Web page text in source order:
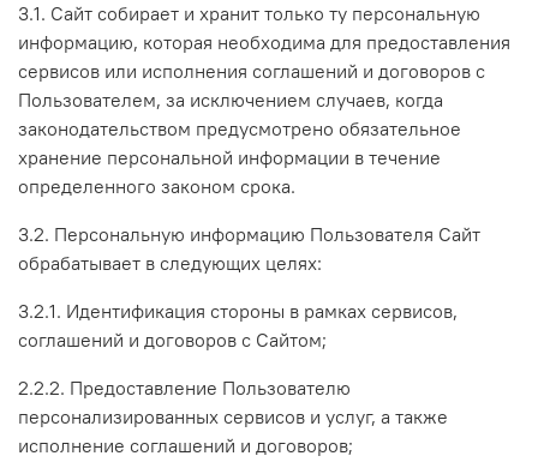
3.1. Сайт собирает и хранит только ту персональную
информацию, которая необходима для предоставления
сервисов или исполнения соглашений и договоров с
Пользователем, за исключением случаев, когда
законодательством предусмотрено обязательное
хранение персональной информации в течение
определенного законом срока.
3.2. Персональную информацию Пользователя Сайт
обрабатывает в следующих целях:
3.2.1. Идентификация стороны в рамках сервисов,
соглашений и договоров с Сайтом;
2.2.2. Предоставление Пользователю
персонализированных сервисов и услуг, а также
исполнение соглашений и договоров;